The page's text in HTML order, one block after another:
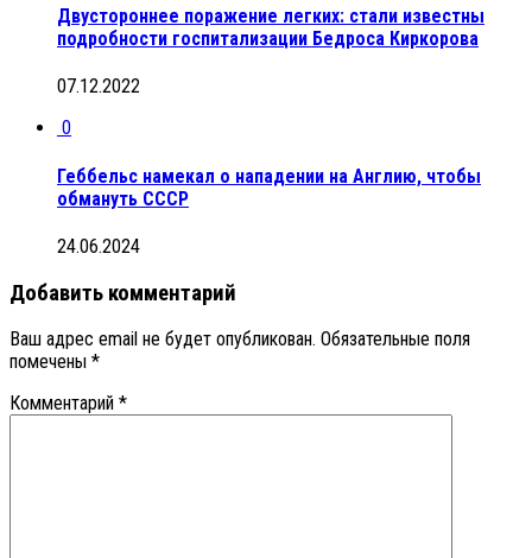
Двустороннее поражение легких: стали известны
подробности госпитализации Бедроса Киркорова
07.12.2022
0
Геббельс намекал о нападении на Англию, чтобы
обмануть СССР
24.06.2024
Добавить комментарий
Ваш адрес email не будет опубликован. Обязательные поля
помечены *
Комментарий *